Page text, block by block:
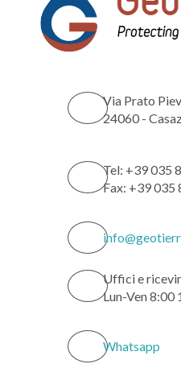
Via Prato
24060 -
Tel: +39 035
Fax: +39 035
Uffici e
Lun-Ven 8:00
Whatsapp